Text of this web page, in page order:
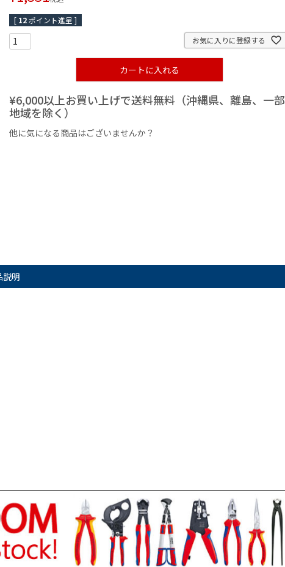
[ 12ポイント進呈 ]
お気に入りに登録する
カートに入れる
¥6,000以上お買い上げで送料無料（沖縄県、離島、一部
地域を除く）
他に気になる商品はございませんか？
説明